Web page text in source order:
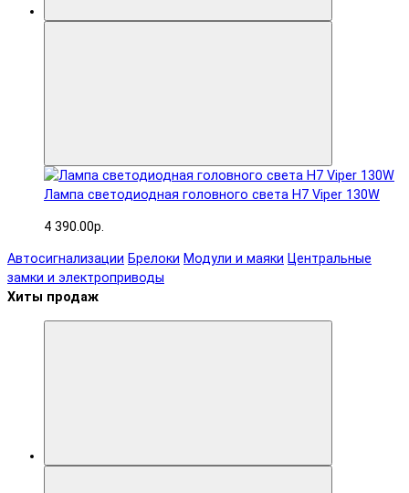
Лампа светодиодная головного света H7 Viper 130W
4 390.00р.
Автосигнализации Брелоки Модули и маяки Центральные
замки и электроприводы
Хиты продаж